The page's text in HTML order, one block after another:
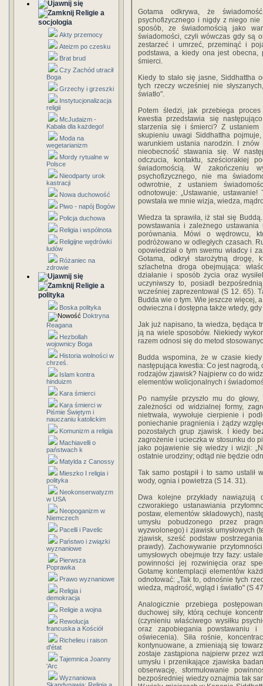
Religie a
socjologia
Akty przemocy
Ateizm po czesku
Brat brud
Czy Zachód utracił
Boga
Grzechy i grzeszki
Instytucjonalizacja
religii
McJudaizm -
Kabała dla każdego!
Moda na
wegetarianizm
Mordy rytualne w
Polsce
Nieodparty urok
kastracji
Nowa duchowość
Piwo - napój Bogów
Policja duchowa
Religia i wspólnota
Religijne wędrówki
ludów
Różaniec na
zdrowie
Religie a
polityka
Boska polityka
Doktryna
Reagana
Hezbollah
wojownicy Boga
Historia wolności w
chrześ.
Islam kontra
hinduizm
Kara śmierci
Kara śmierci w
Piśmie Świętym i
nauczaniu katolickim
Komunizm a religia
Machiavelli o
państwach k
Matylda z Canossy
Mieszko I religia i
polityka
Neokonserwatyzm
w USA
Neopoganizm w
Niemczech
Pacelli i Pavelic
Państwo i związki
wyznaniowe
Pierwsza
Poprawka
Prawo wyznaniowe
Religia i
demokracja
Religie a wojna
Rewolucja
francuska a Kościół
Richelieu i raison
d'état
Tajemnica Joanny
'Arc
Wyznaniowa
Gotama odkrywa, że
psychofizycznego i nigdy z niego nie
sposób, ze świadomością jako
świadomości, czyli wówczas gdy są
zestarzeć i umrzeć, przeminąć i
podstawa, a kiedy ona jest
śmierci.
Kiedy to stało się jasne, Siddhattha
tych rzeczy wcześniej nie
światło".
Potem śledzi, jak przebiega
kwestia przedstawia się
starzenia się i śmierci? Z
skupieniu uwagi Siddhattha
warunkiem ustania narodzin. I
nieobecność stawania się. W
odczucia, kontaktu, sześciorakiej
świadomością. W zakończeniu
psychofizycznego, nie ma
odwrotnie, z ustaniem
odnotowuje: „Ustawanie,
powstała we mnie wizja, wiedza,
Wiedza ta sprawiła, iż stał się
powstawania i zależnego ustawania
porównania. Mówi o wędrowcu,
podróżowano w odległych czasach.
opowiedział o tym swemu władcy i
Gotama, odkrył starożytną drogę,
szlachetna droga obejmująca:
działanie i sposób życia oraz
uczyniwszy to, posiadł
wcześniej zaprezentował (S 12. 65).
Budda wie o tym. Wie jeszcze więcej,
odwieczna i dostępna także wtedy,
Jak już napisano, ta wiedza, będąca
ją na wiele sposobów. Niekiedy
razem odnosi się do metod
Budda wspomina, że w czasie
następująca kwestia: Co jest
rodzajów zjawisk? Najpierw co do
elementów wolicjonalnych i
Po namyśle przyszło mu do
zależności od widzialnej formy,
nietrwała, wywołuje cierpienie i
poniechanie pragnienia i żądzy
pozostałych grup zjawisk. I kiedy
zagrożenie i ucieczka w stosunku do
jako pojawienie się wiedzy i wizji:
ostatnie urodziny; odtąd nie będzie
Tak samo postąpił i to samo ustalił
wody, ognia i powietrza (S 14. 31).
Dwa kolejne przykłady nawiązują
czworakiego ustanawiania
postaw, elementów składowych),
umysłu pobudzonego przez
wyzwolonego) i zjawisk umysłowych
zjawisk, sześć podstaw
prawdy). Zachowywanie
umysłowych obejmuje trzy fazy:
powinności jej rozwinięcia oraz
Gotamę kontemplacji elementów
odnotować: „Tak to, odnośnie tych
wiedza, mądrość, wgląd i światło" (S
Analogicznie przebiega
duchowej siły, którą cechuje
(czynieniu właściwego wysiłku
oraz zapobiegania powstawaniu i
oświecenia). Siła rośnie,
kontynuowane, a zmieniają się
zostaje zastąpiona najpierw przez
umysłu i przenikające zjawiska
obserwację, sformułowanie
bezpośredniej wiedzy oznajmia tak